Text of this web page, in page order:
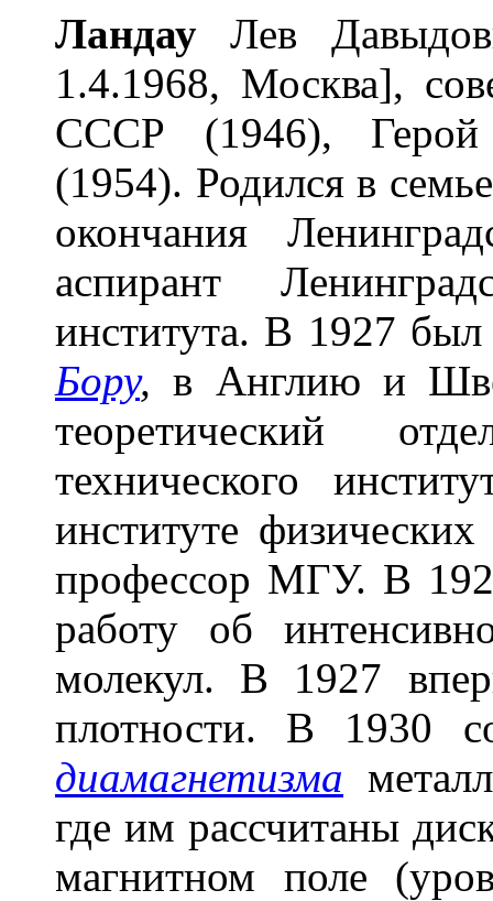
Ландау Лев
1.4.1968, Москва],
СССР (1946), Герой
(1954). Родился в
окончания
аспирант
института. В 1927
Бору, в Англию и
теоретический
технического
институте
профессор МГУ. В
работу об
молекул. В 1927
плотности. В 1930
диамагнетизма
где им рассчитаны
магнитном поле